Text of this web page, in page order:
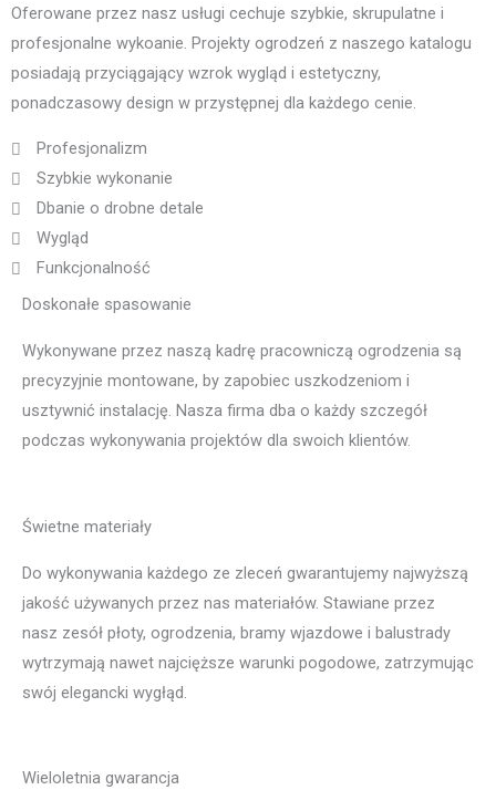
Oferowane przez nasz usługi cechuje szybkie, skrupulatne i
profesjonalne wykoanie. Projekty ogrodzeń z naszego katalogu
posiadają przyciągający wzrok wygląd i estetyczny,
ponadczasowy design w przystępnej dla każdego cenie.
Profesjonalizm
Szybkie wykonanie
Dbanie o drobne detale
Wygląd
Funkcjonalność
Doskonałe spasowanie
Wykonywane przez naszą kadrę pracowniczą ogrodzenia są
precyzyjnie montowane, by zapobiec uszkodzeniom i
usztywnić instalację. Nasza firma dba o każdy szczegół
podczas wykonywania projektów dla swoich klientów.
Świetne materiały
Do wykonywania każdego ze zleceń gwarantujemy najwyższą
jakość używanych przez nas materiałów. Stawiane przez
nasz zesół płoty, ogrodzenia, bramy wjazdowe i balustrady
wytrzymają nawet najcięższe warunki pogodowe, zatrzymując
swój elegancki wygłąd.
Wieloletnia gwarancja